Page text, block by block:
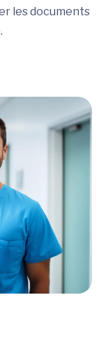
les documents